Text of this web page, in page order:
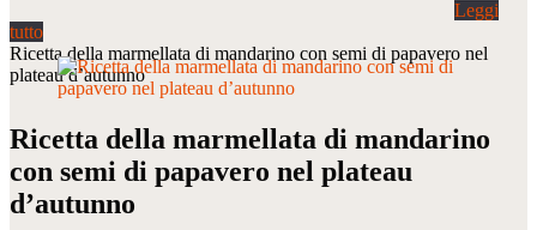
Ricetta della marmellata di mandarino con semi di papavero nel
plateau d’autunno
Ricetta della marmellata di mandarino
con semi di papavero nel plateau
d’autunno